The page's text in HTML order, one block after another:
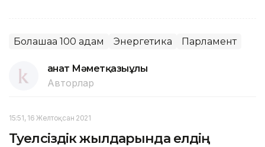
Болашаққа 100 қадам Энергетика Парламент
Қанат Мәметқазыұлы
Авторлар
15:51, 16 Желтоқсан 2021
Тәуелсіздік жылдарында елдің